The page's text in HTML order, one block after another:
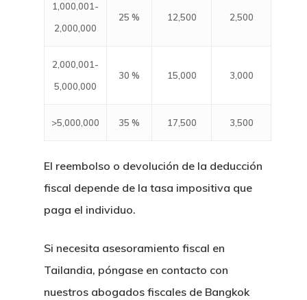
1,000,001-
2,000,000
25 % 12,500 2,500
2,000,001-
5,000,000
30 % 15,000 3,000
>5,000,000 35 % 17,500 3,500
El reembolso o devolución de la deducción
fiscal depende de la tasa impositiva que
paga el individuo.
Si necesita asesoramiento fiscal en
Tailandia, póngase en contacto con
nuestros abogados fiscales de Bangkok